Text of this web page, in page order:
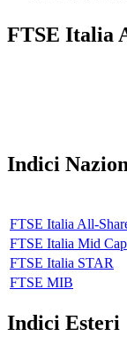
FTSE Italia
Indici
FTSE Italia All-
FTSE Italia Mid Cap
FTSE Italia STAR
FTSE MIB
Indici Esteri